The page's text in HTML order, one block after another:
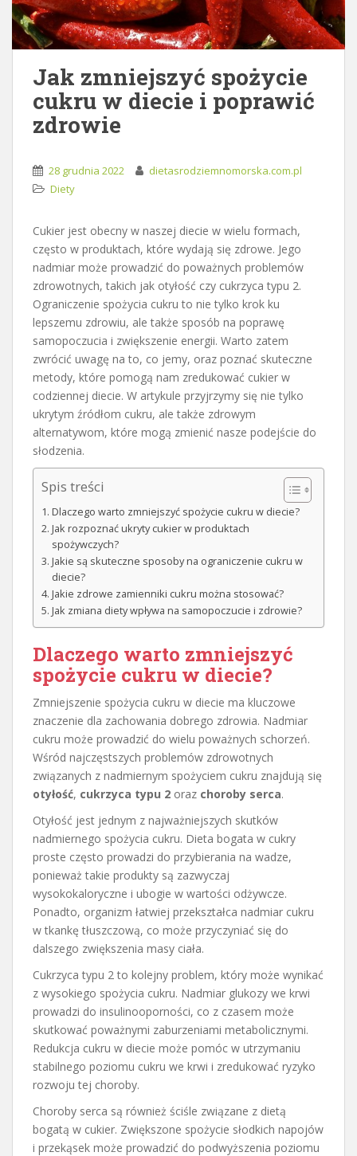
Jak zmniejszyć spożycie
cukru w diecie i poprawić
zdrowie
28 grudnia 2022
dietasrodziemnomorska.com.pl
Diety
Cukier jest obecny w naszej diecie w wielu formach,
często w produktach, które wydają się zdrowe. Jego
nadmiar może prowadzić do poważnych problemów
zdrowotnych, takich jak otyłość czy cukrzyca typu 2.
Ograniczenie spożycia cukru to nie tylko krok ku
lepszemu zdrowiu, ale także sposób na poprawę
samopoczucia i zwiększenie energii. Warto zatem
zwrócić uwagę na to, co jemy, oraz poznać skuteczne
metody, które pomogą nam zredukować cukier w
codziennej diecie. W artykule przyjrzymy się nie tylko
ukrytym źródłom cukru, ale także zdrowym
alternatywom, które mogą zmienić nasze podejście do
słodzenia.
Spis treści
Dlaczego warto zmniejszyć spożycie cukru w diecie?
Jak rozpoznać ukryty cukier w produktach
spożywczych?
Jakie są skuteczne sposoby na ograniczenie cukru w
diecie?
Jakie zdrowe zamienniki cukru można stosować?
Jak zmiana diety wpływa na samopoczucie i zdrowie?
Dlaczego warto zmniejszyć
spożycie cukru w diecie?
Zmniejszenie spożycia cukru w diecie ma kluczowe
znaczenie dla zachowania dobrego zdrowia. Nadmiar
cukru może prowadzić do wielu poważnych schorzeń.
Wśród najczęstszych problemów zdrowotnych
związanych z nadmiernym spożyciem cukru znajdują się
otyłość, cukrzyca typu 2 oraz choroby serca.
Otyłość jest jednym z najważniejszych skutków
nadmiernego spożycia cukru. Dieta bogata w cukry
proste często prowadzi do przybierania na wadze,
ponieważ takie produkty są zazwyczaj
wysokokaloryczne i ubogie w wartości odżywcze.
Ponadto, organizm łatwiej przekształca nadmiar cukru
w tkankę tłuszczową, co może przyczyniać się do
dalszego zwiększenia masy ciała.
Cukrzyca typu 2 to kolejny problem, który może wynikać
z wysokiego spożycia cukru. Nadmiar glukozy we krwi
prowadzi do insulinooporności, co z czasem może
skutkować poważnymi zaburzeniami metabolicznymi.
Redukcja cukru w diecie może pomóc w utrzymaniu
stabilnego poziomu cukru we krwi i zredukować ryzyko
rozwoju tej choroby.
Choroby serca są również ściśle związane z dietą
bogatą w cukier. Zwiększone spożycie słodkich napojów
i przekąsek może prowadzić do podwyższenia poziomu